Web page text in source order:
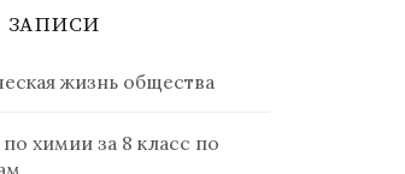
ЗАПИСИ
жизнь общества
химии за 8 класс по